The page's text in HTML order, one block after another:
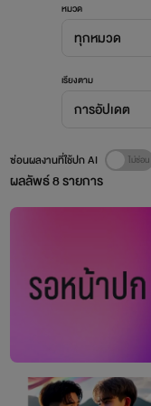
หมวด
ทุกหมวด
เรียงตาม
การอัปเดต
ผลลัพธ์8รายการ
ซ่อนผลงานที่ใช้ปก AI